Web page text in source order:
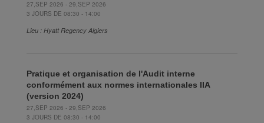
27,SEP 2026 - 29,SEP 2026
3 JOURS DE 08:30 - 14:00
Lieu : Hyatt Regency Algiers
Pratique et organisation de l'Audit interne
conformément aux normes internationales IIA
(version 2024)
27,SEP 2026 - 29,SEP 2026
3 JOURS DE 08:30 - 14:00